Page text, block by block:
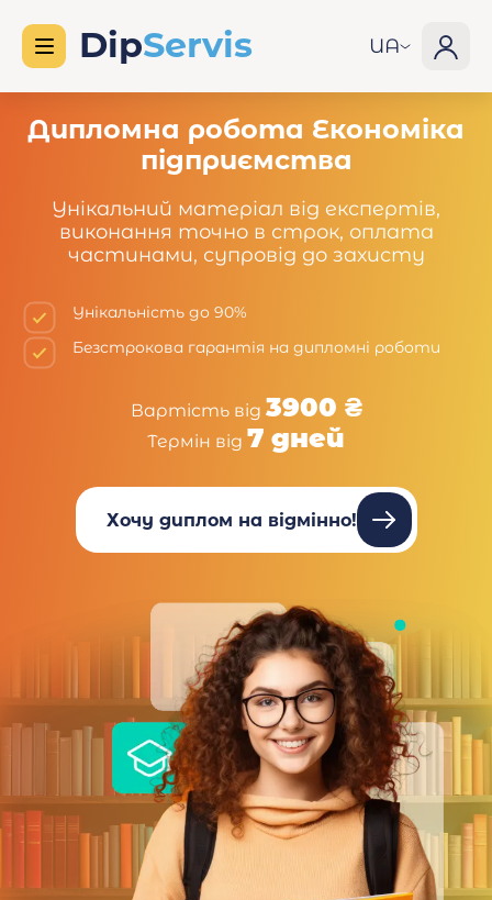
UA
Дипломна робота Економіка
підприємства
Унікальний матеріал від експертів,
виконання точно в строк, оплата
частинами, супровід до захисту
Унікальність до 90%
Безстрокова гарантія на дипломні роботи
Вартість від 3900 ₴
Термін від 7 дней
Хочу диплом на відмінно!